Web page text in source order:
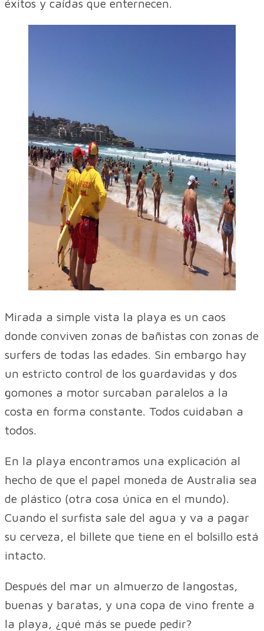
éxitos y caídas que enternecen.
Mirada a simple vista la playa es un caos
donde conviven zonas de bañistas con zonas de
surfers de todas las edades. Sin embargo hay
un estricto control de los guardavidas y dos
gomones a motor surcaban paralelos a la
costa en forma constante. Todos cuidaban a
todos.
En la playa encontramos una explicación al
hecho de que el papel moneda de Australia sea
de plástico (otra cosa única en el mundo).
Cuando el surfista sale del agua y va a pagar
su cerveza, el billete que tiene en el bolsillo está
intacto.
Después del mar un almuerzo de langostas,
buenas y baratas, y una copa de vino frente a
la playa, ¿qué más se puede pedir?